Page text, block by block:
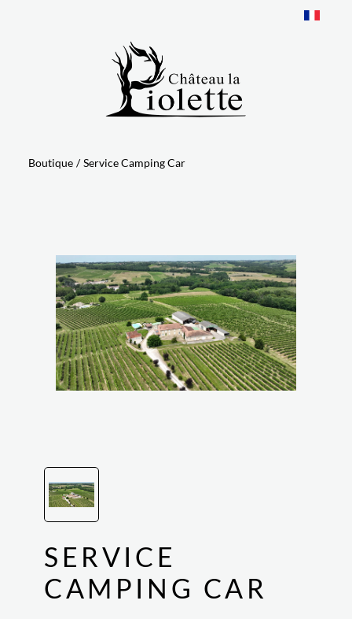
Boutique / Service Camping Car
SERVICE
CAMPING CAR